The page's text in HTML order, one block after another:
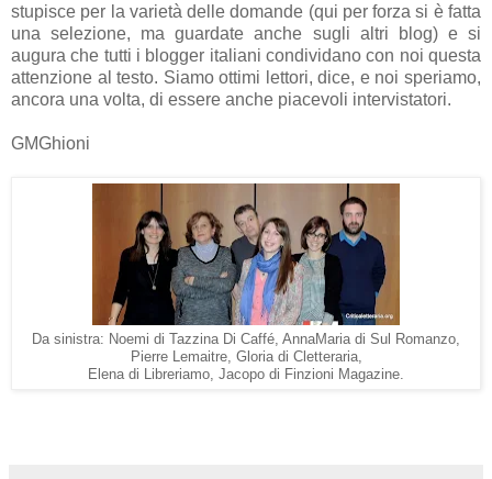
stupisce per la varietà delle domande (qui per forza si è fatta
una selezione, ma guardate anche sugli altri blog) e si
augura che tutti i blogger italiani condividano con noi questa
attenzione al testo. Siamo ottimi lettori, dice, e noi speriamo,
ancora una volta, di essere anche piacevoli intervistatori.
GMGhioni
Da sinistra: Noemi di Tazzina Di Caffé, AnnaMaria di Sul Romanzo,
Pierre Lemaitre, Gloria di Cletteraria,
Elena di Libreriamo, Jacopo di Finzioni Magazine.